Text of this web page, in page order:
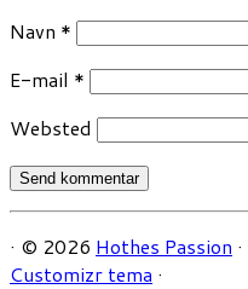
Navn *
E-mail *
Websted
· © 2026 Hothes Passion ·
Customizr tema ·